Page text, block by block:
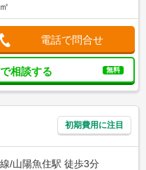
電話で問合せ
相談する 無料
初期費用に注目
/山陽魚住駅 徒歩3分